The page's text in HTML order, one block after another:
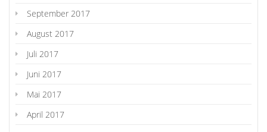
September 2017
August 2017
Juli 2017
Juni 2017
Mai 2017
April 2017